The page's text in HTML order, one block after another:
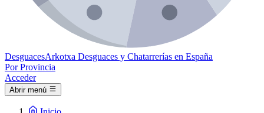
DesguacesArkotxa Desguaces y Chatarrerías en España
Por Provincia
Acceder
Abrir menú